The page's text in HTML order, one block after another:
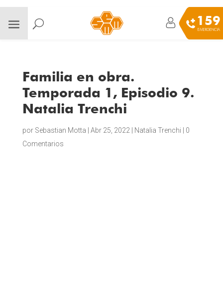
159
EMERGENCIA
Familia en obra.
Temporada 1, Episodio 9.
Natalia Trenchi
por Sebastian Motta Abr 25, 2022 Natalia Trenchi
0
Comentarios